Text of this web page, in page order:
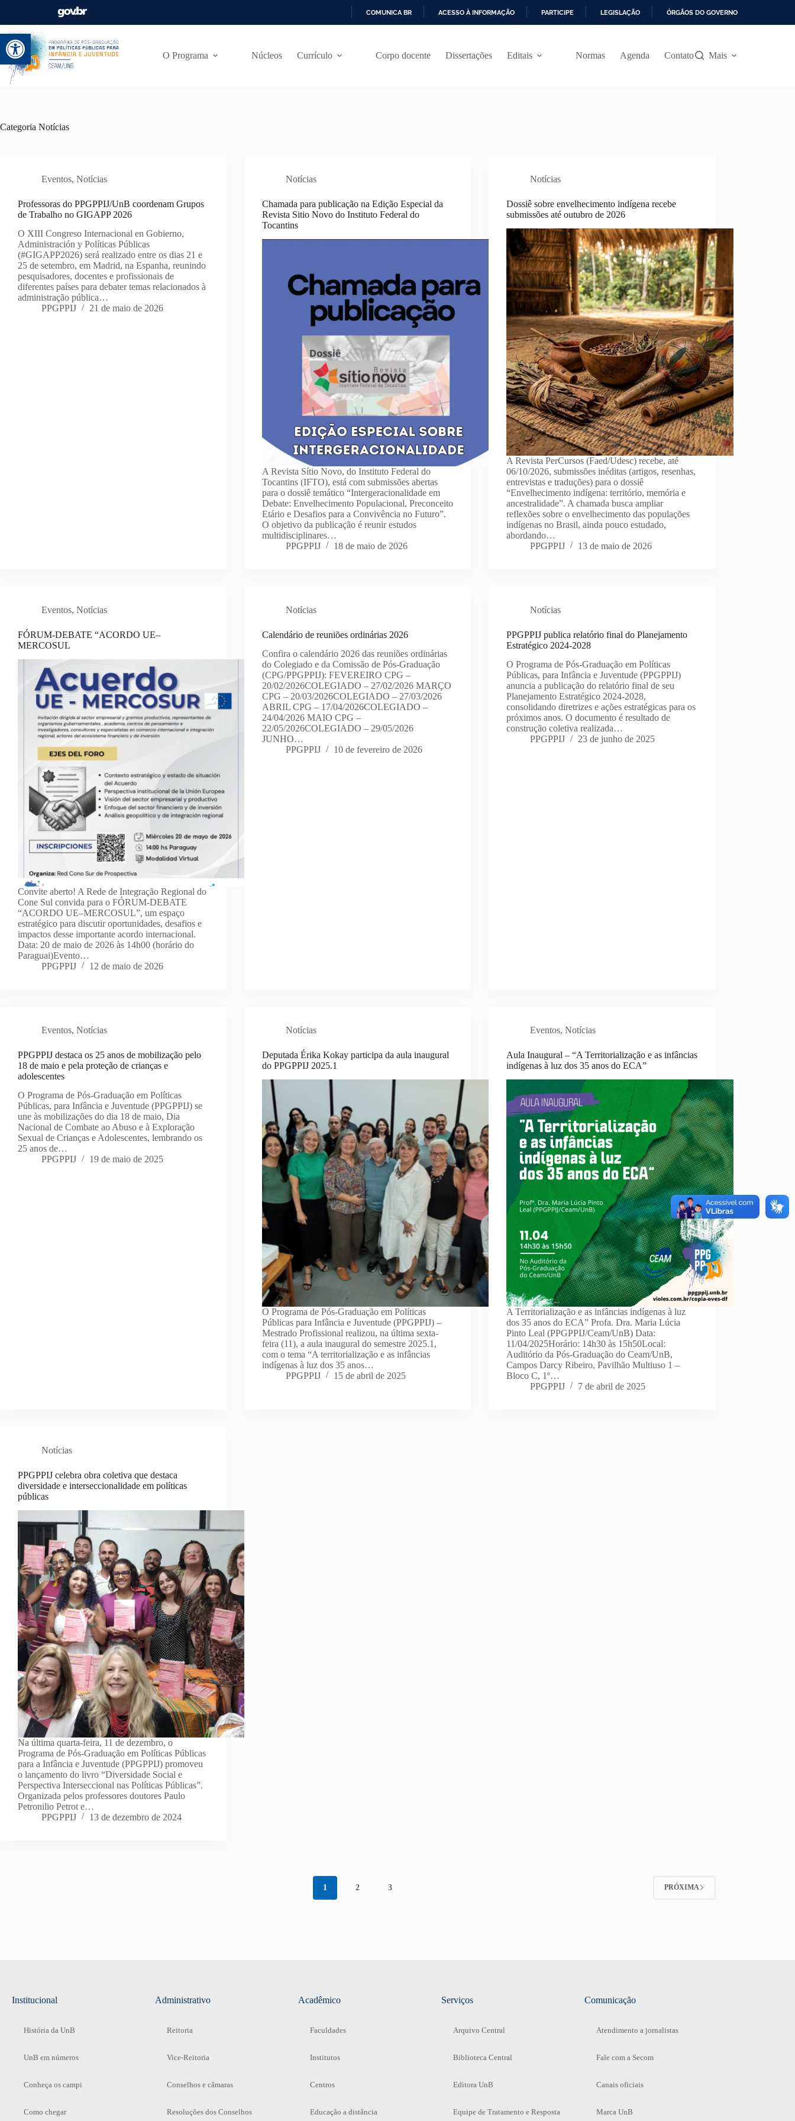
Abrir a barra de ferramentas
COMUNICA BR ACESSO À INFORMAÇÃO PARTICIPE LEGISLAÇÃO ÓRGÃOS DO GOVERNO
O Programa Núcleos Currículo Corpo docente Dissertações Editais Normas Agenda Contato Mais
Categoria Notícias
Eventos, Notícias
Professoras do PPGPPIJ/UnB coordenam Grupos
de Trabalho no GIGAPP 2026
O XIII Congreso Internacional en Gobierno,
Administración y Políticas Públicas
(#GIGAPP2026) será realizado entre os dias 21 e
25 de setembro, em Madrid, na Espanha, reunindo
pesquisadores, docentes e profissionais de
diferentes países para debater temas relacionados à
administração pública…
PPGPPIJ
21 de maio de 2026
Notícias
Chamada para publicação na Edição Especial da
Revista Sitio Novo do Instituto Federal do
Tocantins
A Revista Sítio Novo, do Instituto Federal do
Tocantins (IFTO), está com submissões abertas
para o dossiê temático “Intergeracionalidade em
Debate: Envelhecimento Populacional, Preconceito
Etário e Desafios para a Convivência no Futuro”.
O objetivo da publicação é reunir estudos
multidisciplinares…
PPGPPIJ
18 de maio de 2026
Notícias
Dossiê sobre envelhecimento indígena recebe
submissões até outubro de 2026
A Revista PerCursos (Faed/Udesc) recebe, até
06/10/2026, submissões inéditas (artigos, resenhas,
entrevistas e traduções) para o dossiê
“Envelhecimento indígena: território, memória e
ancestralidade”. A chamada busca ampliar
reflexões sobre o envelhecimento das populações
indígenas no Brasil, ainda pouco estudado,
abordando…
PPGPPIJ
13 de maio de 2026
Eventos, Notícias
FÓRUM-DEBATE “ACORDO UE–
MERCOSUL
Convite aberto! A Rede de Integração Regional do
Cone Sul convida para o FÓRUM-DEBATE
“ACORDO UE–MERCOSUL”, um espaço
estratégico para discutir oportunidades, desafios e
impactos desse importante acordo internacional.
Data: 20 de maio de 2026 às 14h00 (horário do
Paraguai)Evento…
PPGPPIJ
12 de maio de 2026
Notícias
Calendário de reuniões ordinárias 2026
Confira o calendário 2026 das reuniões ordinárias
do Colegiado e da Comissão de Pós-Graduação
(CPG/PPGPPIJ): FEVEREIRO CPG –
20/02/2026COLEGIADO – 27/02/2026 MARÇO
CPG – 20/03/2026COLEGIADO – 27/03/2026
ABRIL CPG – 17/04/2026COLEGIADO –
24/04/2026 MAIO CPG –
22/05/2026COLEGIADO – 29/05/2026
JUNHO…
PPGPPIJ
10 de fevereiro de 2026
Notícias
PPGPPIJ publica relatório final do Planejamento
Estratégico 2024-2028
O Programa de Pós-Graduação em Políticas
Públicas, para Infância e Juventude (PPGPPIJ)
anuncia a publicação do relatório final de seu
Planejamento Estratégico 2024-2028,
consolidando diretrizes e ações estratégicas para os
próximos anos. O documento é resultado de
construção coletiva realizada…
PPGPPIJ
23 de junho de 2025
Eventos, Notícias
PPGPPIJ destaca os 25 anos de mobilização pelo
18 de maio e pela proteção de crianças e
adolescentes
O Programa de Pós-Graduação em Políticas
Públicas, para Infância e Juventude (PPGPPIJ) se
une às mobilizações do dia 18 de maio, Dia
Nacional de Combate ao Abuso e à Exploração
Sexual de Crianças e Adolescentes, lembrando os
25 anos de…
PPGPPIJ
19 de maio de 2025
Notícias
Deputada Érika Kokay participa da aula inaugural
do PPGPPIJ 2025.1
O Programa de Pós-Graduação em Políticas
Públicas para Infância e Juventude (PPGPPIJ) –
Mestrado Profissional realizou, na última sexta-
feira (11), a aula inaugural do semestre 2025.1,
com o tema “A territorialização e as infâncias
indígenas à luz dos 35 anos…
PPGPPIJ
15 de abril de 2025
Eventos,Notícias
Aula Inaugural – “A Territorialização e as infâncias
indígenas à luz dos 35 anos do ECA”
A Territorialização e as infâncias indígenas à luz
dos 35 anos do ECA” Profa. Dra. Maria Lúcia
Pinto Leal (PPGPPIJ/Ceam/UnB) Data:
11/04/2025Horário: 14h30 às 15h50Local:
Auditório da Pós-Graduação do Ceam/UnB,
Campos Darcy Ribeiro, Pavilhão Multiuso 1 –
Bloco C, 1º…
PPGPPIJ
7 de abril de 2025
Notícias
PPGPPIJ celebra obra coletiva que destaca
diversidade e interseccionalidade em políticas
públicas
Na última quarta-feira, 11 de dezembro, o
Programa de Pós-Graduação em Políticas Públicas
para a Infância e Juventude (PPGPPIJ) promoveu
o lançamento do livro “Diversidade Social e
Perspectiva Interseccional nas Políticas Públicas”.
Organizada pelos professores doutores Paulo
Petronilio Petrot e…
PPGPPIJ
13 de dezembro de 2024
1 2 3 PRÓXIMA
Institucional
História da UnB
UnB em números
Conheça os campi
Como chegar
Administrativo
Reitoria
Vice-Reitoria
Conselhos e câmaras
Resoluções dos Conselhos
Acadêmico
Faculdades
Institutos
Centros
Educação a distância
Serviços
Arquivo Central
Biblioteca Central
Editora UnB
Equipe de Tratamento e Resposta
Comunicação
Atendimento a jornalistas
Fale com a Secom
Canais oficiais
Marca UnB